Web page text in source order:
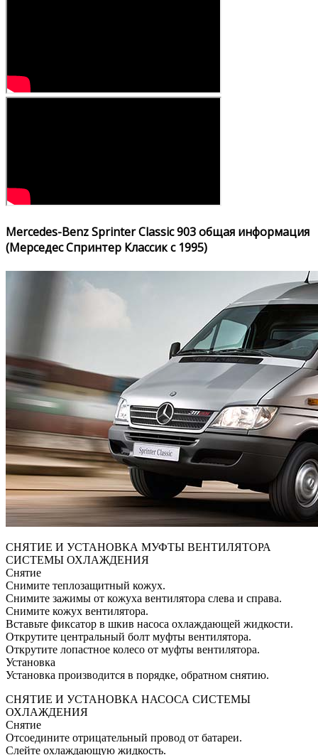
Mercedes-Benz Sprinter Classic 903 общая информация
(Мерседес Спринтер Классик с 1995)
СНЯТИЕ И УСТАНОВКА МУФТЫ ВЕНТИЛЯТОРА
СИСТЕМЫ ОХЛАЖДЕНИЯ
Снятие
Снимите теплозащитный кожух.
Снимите зажимы от кожуха вентилятора слева и справа.
Снимите кожух вентилятора.
Вставьте фиксатор в шкив насоса охлаждающей жидкости.
Открутите центральный болт муфты вентилятора.
Открутите лопастное колесо от муфты вентилятора.
Установка
Установка производится в порядке, обратном снятию.
СНЯТИЕ И УСТАНОВКА НАСОСА СИСТЕМЫ
ОХЛАЖДЕНИЯ
Снятие
Отсоедините отрицательный провод от батареи.
Слейте охлаждающую жидкость.